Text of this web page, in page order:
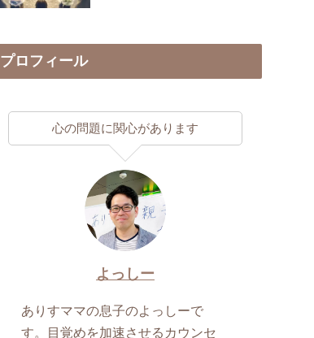
プロフィール
心の問題に関心があります
よっしー
ありすママの息子のよっしーで
す。目覚めを加速させるカウンセ